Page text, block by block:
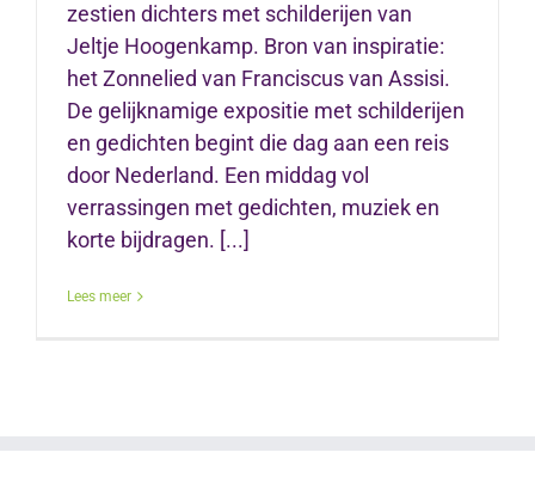
zestien dichters met schilderijen van
Jeltje Hoogenkamp. Bron van inspiratie:
het Zonnelied van Franciscus van Assisi.
De gelijknamige expositie met schilderijen
en gedichten begint die dag aan een reis
door Nederland. Een middag vol
verrassingen met gedichten, muziek en
korte bijdragen. [...]
Lees meer